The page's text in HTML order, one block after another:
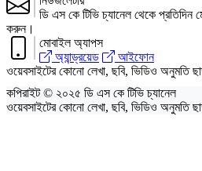
ডি এস কে টিভি চ্যানেল থেকে প্রতিদিন
করুন।
মোবাইল অ্যাপস
অ্যান্ড্রয়েড
আইফোন
ওয়েবসাইটের কোনো লেখা, ছবি, ভিডিও অনুমতি
কপিরাইট © ২০২৫ ডি এস কে টিভি চ্যানেল
ওয়েবসাইটের কোনো লেখা, ছবি, ভিডিও অনুমতি